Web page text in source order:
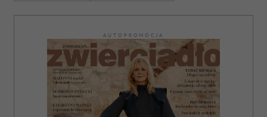
AUTOPROMOCJA